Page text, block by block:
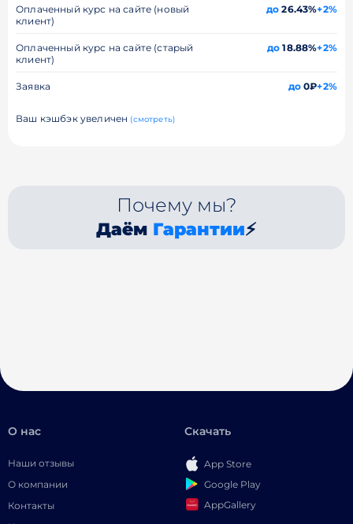
Оплаченный курс на сайте (новый
клиент)
до 26.43%+2%
Оплаченный курс на сайте (старый
клиент)
до 18.88%+2%
Заявка до0₽+2%
Ваш кэшбэк увеличен (смотреть)
Почему мы?
Даём Гарантии⚡
О нас
Наши отзывы
О компании
Контакты
Скачать
App Store
Google Play
AppGallery